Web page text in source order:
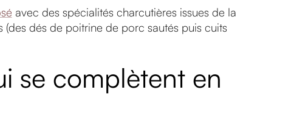
avec des spécialités charcutières issues de la
dés de poitrine de porc sautés puis cuits
se complètent en